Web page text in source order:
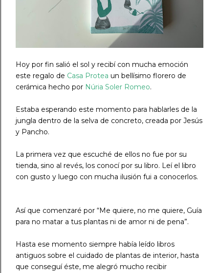
Hoy por fin salió el sol y recibí con mucha emoción
este regalo de Casa Protea un bellísimo florero de
cerámica hecho por Núria Soler Romeo.⠀
Estaba esperando este momento para hablarles de la
jungla dentro de la selva de concreto, creada por Jesús
y Pancho. ⠀
La primera vez que escuché de ellos no fue por su
tienda, sino al revés, los conocí por su libro. Leí el libro
con gusto y luego con mucha ilusión fui a conocerlos.
Así que comenzaré por “Me quiere, no me quiere, Guía
para no matar a tus plantas ni de amor ni de pena”. ⠀
Hasta ese momento siempre había leído libros
antiguos sobre el cuidado de plantas de interior, hasta
que conseguí éste, me alegró mucho recibir